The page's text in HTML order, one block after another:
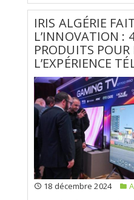
IRIS ALGÉRIE
L’INNOVATION :
PRODUITS POUR
L’EXPÉRIENCE
18 décembre 2024